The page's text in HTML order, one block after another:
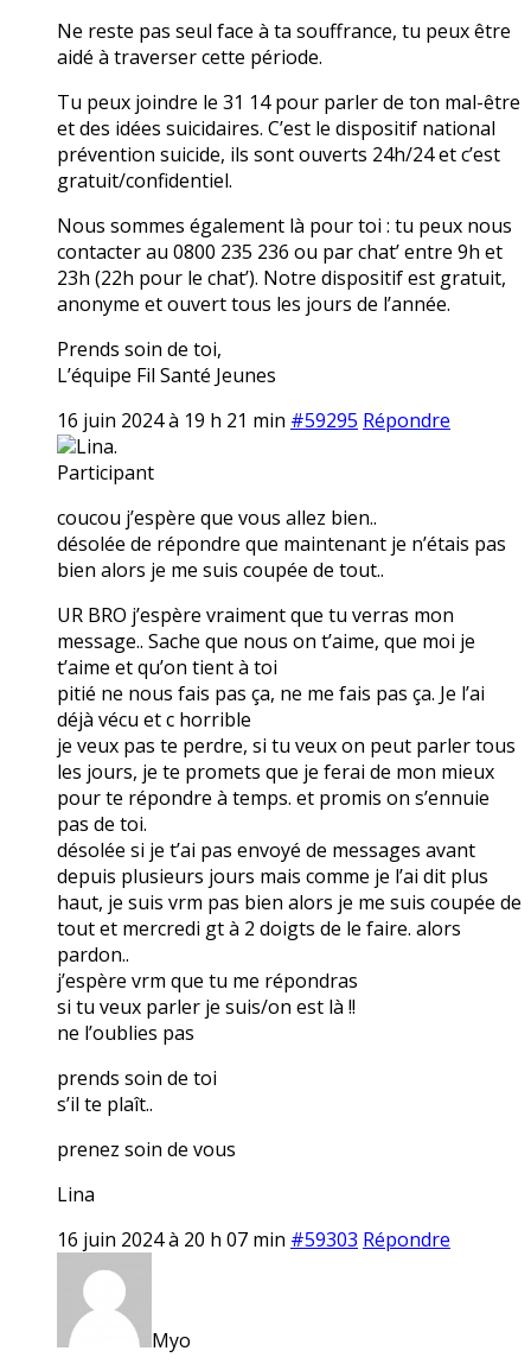
Ne reste pas seul face à ta souffrance, tu peux être
aidé à traverser cette période.
Tu peux joindre le 31 14 pour parler de ton mal-être
et des idées suicidaires. C’est le dispositif national
prévention suicide, ils sont ouverts 24h/24 et c’est
gratuit/confidentiel.
Nous sommes également là pour toi : tu peux nous
contacter au 0800 235 236 ou par chat’ entre 9h et
23h (22h pour le chat’). Notre dispositif est gratuit,
anonyme et ouvert tous les jours de l’année.
Prends soin de toi,
L’équipe Fil Santé Jeunes
16 juin 2024 à 19 h 21 min #59295 Répondre
Lina.
Participant
coucou j’espère que vous allez bien..
désolée de répondre que maintenant je n’étais pas
bien alors je me suis coupée de tout..
UR BRO j’espère vraiment que tu verras mon
message.. Sache que nous on t’aime, que moi je
t’aime et qu’on tient à toi
pitié ne nous fais pas ça, ne me fais pas ça. Je l’ai
déjà vécu et c horrible
je veux pas te perdre, si tu veux on peut parler tous
les jours, je te promets que je ferai de mon mieux
pour te répondre à temps. et promis on s’ennuie
pas de toi.
désolée si je t’ai pas envoyé de messages avant
depuis plusieurs jours mais comme je l’ai dit plus
haut, je suis vrm pas bien alors je me suis coupée de
tout et mercredi gt à 2 doigts de le faire. alors
pardon..
j’espère vrm que tu me répondras
si tu veux parler je suis/on est là !!
ne l’oublies pas
prends soin de toi
s’il te plaît..
prenez soin de vous
Lina
16 juin 2024 à 20 h 07 min #59303 Répondre
Myo